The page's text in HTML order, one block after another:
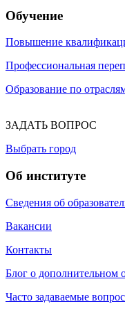
Обучение
Повышение
Профессиональная
Образование по
ЗАДАТЬ ВОПРОС
Выбрать город
Об институте
Сведения об
Вакансии
Контакты
Блог о дополнительном
Часто задаваемые